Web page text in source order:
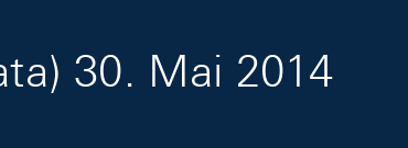
30. Mai 2014